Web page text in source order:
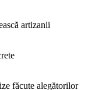
artizanii
făcute alegătorilor